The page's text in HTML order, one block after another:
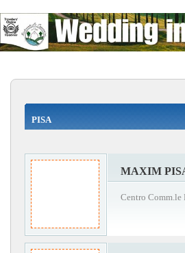
PISA
MAXIM
Centro Comm.le